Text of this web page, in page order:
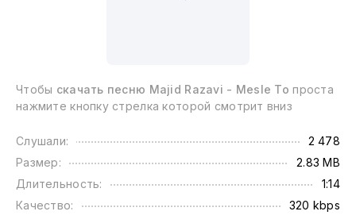
Чтобы скачать песню Majid Razavi - Mesle To проста
нажмите кнопку стрелка которой смотрит вниз
Слушали:
2 478
Размер:
2.83 MB
Длительность:
1:14
Качество:
320 kbps